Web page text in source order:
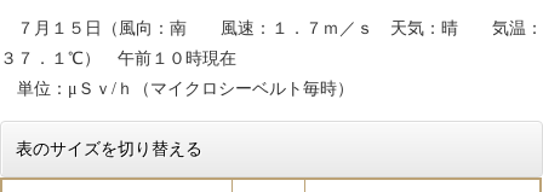
７月１５日（風向：南 風速：１．７ｍ／ｓ 天気：晴 気温：
３７．１℃） 午前１０時現在
単位：μＳｖ/ｈ（マイクロシーベルト毎時）
表のサイズを切り替える